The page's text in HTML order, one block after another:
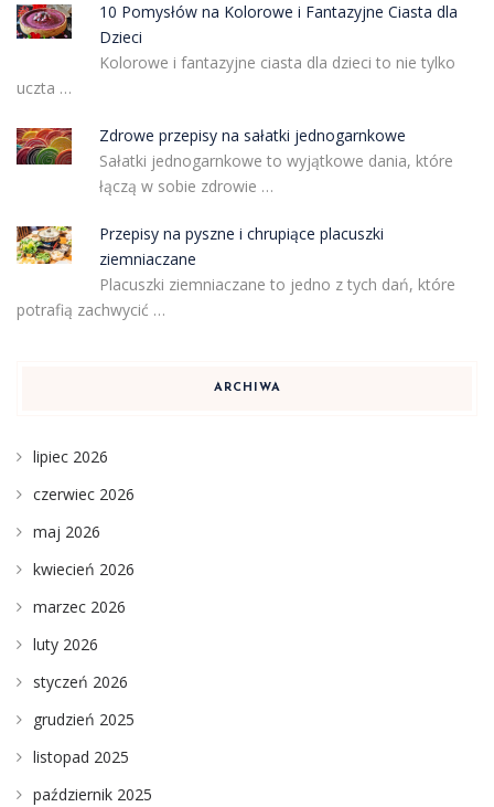
10 Pomysłów na Kolorowe i Fantazyjne Ciasta dla
Dzieci
Kolorowe i fantazyjne ciasta dla dzieci to nie tylko
uczta …
Zdrowe przepisy na sałatki jednogarnkowe
Sałatki jednogarnkowe to wyjątkowe dania, które
łączą w sobie zdrowie …
Przepisy na pyszne i chrupiące placuszki
ziemniaczane
Placuszki ziemniaczane to jedno z tych dań, które
potrafią zachwycić …
ARCHIWA
lipiec 2026
czerwiec 2026
maj 2026
kwiecień 2026
marzec 2026
luty 2026
styczeń 2026
grudzień 2025
listopad 2025
październik 2025